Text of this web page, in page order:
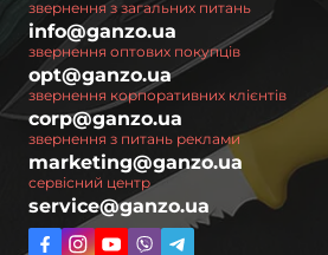
звернення з загальних питань
info@ganzo.ua
звернення оптових покупців
opt@ganzo.ua
звернення корпоративних клієнтів
corp@ganzo.ua
звернення з питань реклами
marketing@ganzo.ua
сервісний центр
service@ganzo.ua